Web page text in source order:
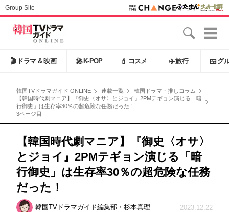
Group Site
🎬 ドラマ & 映画 🎤 K-POP 💄 コスメ ✈️旅行 🍱 グ
韓国TVドラマガイド ONLINE 連載一覧
韓国ドラマ・推しコラム
【韓国時代劇マニア】『御史〈オサ〉とジョイ』2PMテギョン演じる「暗
行御史」は生存率30％の超危険な任務だった！
3ページ目
【韓国時代劇マニア】『御史〈オサ〉
とジョイ』2PMテギョン演じる「暗
行御史」は生存率30％の超危険な任務
だった！
韓国TVドラマガイド編集部・杉本真理 2023.12.22